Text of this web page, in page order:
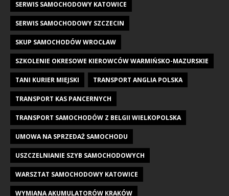
SERWIS SAMOCHODOWY KATOWICE
SERWIS SAMOCHODOWY SZCZECIN
SKUP SAMOCHODÓW WROCŁAW
SZKOLENIE OKRESOWE KIEROWCÓW WARMIŃSKO-MAZURSKIE
TANI KURIER MIEJSKI TRANSPORT ANGLIA POLSKA
TRANSPORT KAS PANCERNYCH
TRANSPORT SAMOCHODÓW Z BELGII WIELKOPOLSKA
UMOWA NA SPRZEDAŻ SAMOCHODU
USZCZELNIANIE SZYB SAMOCHODOWYCH
WARSZTAT SAMOCHODOWY KATOWICE
WYMIANA AKUMULATORÓW KRAKÓW